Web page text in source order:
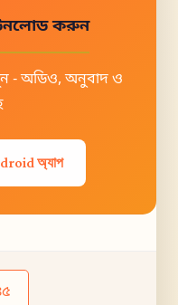
করুন
- অডিও, অনুবাদ ও
অ্যাপ